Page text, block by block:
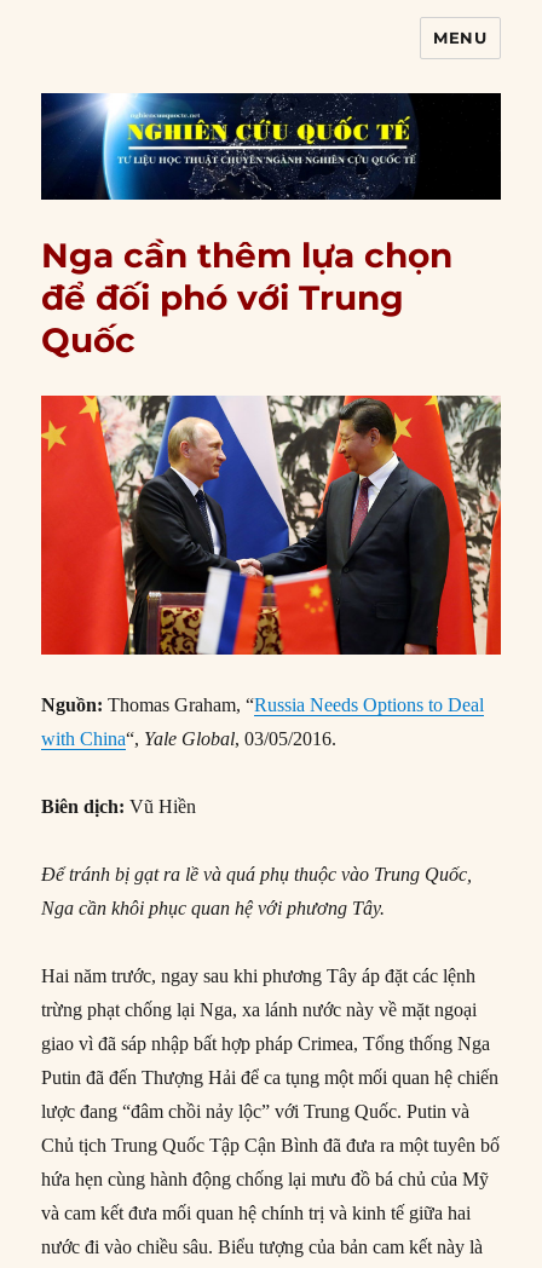
MENU
Nga cần thêm lựa chọn
để đối phó với Trung
Quốc
Nguồn:Thomas Graham, “Russia Needs Options to Deal
with China“, Yale Global, 03/05/2016.
Biên dịch: Vũ Hiền
Để tránh bị gạt ra lề và quá phụ thuộc vào Trung Quốc,
Nga cần khôi phục quan hệ với phương Tây.
Hai năm trước, ngay sau khi phương Tây áp đặt các lệnh
trừng phạt chống lại Nga, xa lánh nước này về mặt ngoại
giao vì đã sáp nhập bất hợp pháp Crimea, Tổng thống Nga
Putin đã đến Thượng Hải để ca tụng một mối quan hệ chiến
lược đang “đâm chồi nảy lộc” với Trung Quốc. Putin và
Chủ tịch Trung Quốc Tập Cận Bình đã đưa ra một tuyên bố
hứa hẹn cùng hành động chống lại mưu đồ bá chủ của Mỹ
và cam kết đưa mối quan hệ chính trị và kinh tế giữa hai
nước đi vào chiều sâu. Biểu tượng của bản cam kết này là